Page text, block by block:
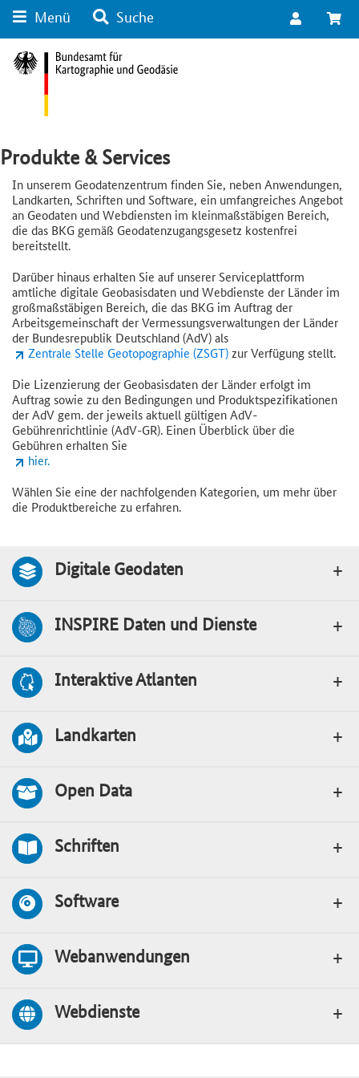
Kategorie Navigation
Menü Suche
Produkte & Services
In unserem Geodatenzentrum finden Sie, neben Anwendungen,
Landkarten, Schriften und Software, ein umfangreiches Angebot
an Geodaten und Webdiensten im kleinmaßstäbigen Bereich,
die das BKG gemäß Geodatenzugangsgesetz kostenfrei
bereitstellt.
Darüber hinaus erhalten Sie auf unserer Serviceplattform
amtliche digitale Geobasisdaten und Webdienste der Länder im
großmaßstäbigen Bereich, die das BKG im Auftrag der
Arbeitsgemeinschaft der Vermessungsverwaltungen der Länder
der Bundesrepublik Deutschland (AdV) als
Zentrale Stelle Geotopographie (ZSGT)zur Verfügung stellt.
Die Lizenzierung der Geobasisdaten der Länder erfolgt im
Auftrag sowie zu den Bedingungen und Produktspezifikationen
der AdV gem. der jeweils aktuell gültigen AdV-
Gebührenrichtlinie (AdV-GR). Einen Überblick über die
Gebühren erhalten Sie
hier.
Wählen Sie eine der nachfolgenden Kategorien, um mehr über
die Produktbereiche zu erfahren.
Digitale Geodaten
INSPIRE Daten und Dienste
Interaktive Atlanten
Landkarten
Open Data
Schriften
Software
Webanwendungen
Webdienste